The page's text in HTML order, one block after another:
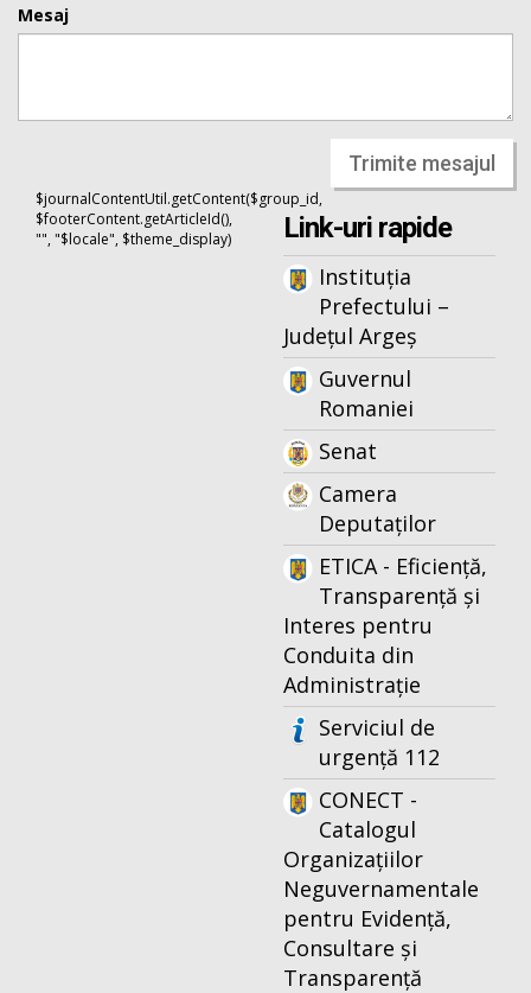
Mesaj
Trimite mesajul
$journalContentUtil.getContent($group_id,
$footerContent.getArticleId(),
"", "$locale", $theme_display)
Link-uri rapide
Instituția
Prefectului –
Județul Argeș
Guvernul
Romaniei
Senat
Camera
Deputaților
ETICA - Eficiență,
Transparență și
Interes pentru
Conduita din
Administrație
Serviciul de
urgență 112
CONECT -
Catalogul
Organizațiilor
Neguvernamentale
pentru Evidență,
Consultare și
Transparență